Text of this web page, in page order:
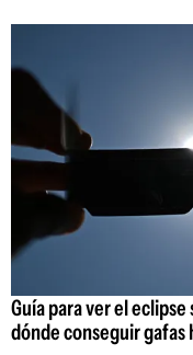
Guía para ver el eclipse
dónde conseguir gafas